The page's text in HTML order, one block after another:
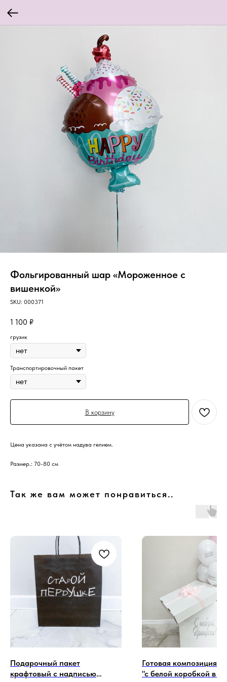
Фольгированный шар «Мороженное с
вишенкой»
SKU: 000371
1 100 ₽
грузик
Транспортировочный пакет
В корзину
Цена указана с учётом надува гелием.
Размер.: 70-80 см
Так же вам может понравиться..
Подарочный пакет
крафтовый с надписью
Готовая композиция
"с белой коробкой в